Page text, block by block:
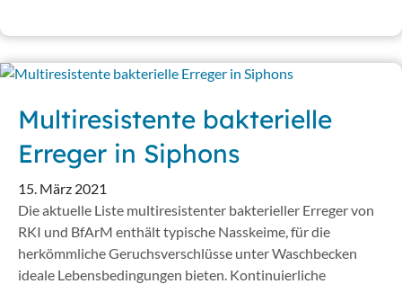
Multiresistente bakterielle
Erreger in Siphons
15. März 2021
Die aktuelle Liste multiresistenter bakterieller Erreger von
RKI und BfArM enthält typische Nasskeime, für die
herkömmliche Geruchsverschlüsse unter Waschbecken
ideale Lebensbedingungen bieten. Kontinuierliche